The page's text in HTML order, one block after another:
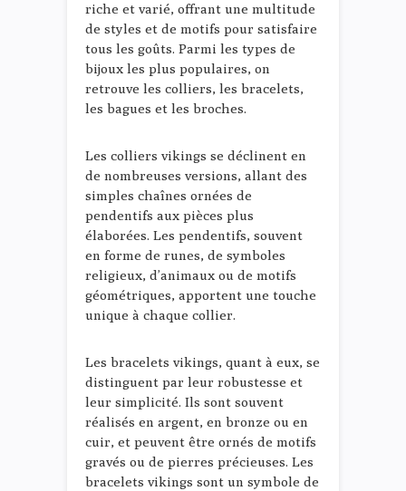
riche et varié, offrant une multitude
de styles et de motifs pour satisfaire
tous les goûts. Parmi les types de
bijoux les plus populaires, on
retrouve les colliers, les bracelets,
les bagues et les broches.
Les colliers vikings se déclinent en
de nombreuses versions, allant des
simples chaînes ornées de
pendentifs aux pièces plus
élaborées. Les pendentifs, souvent
en forme de runes, de symboles
religieux, d’animaux ou de motifs
géométriques, apportent une touche
unique à chaque collier.
Les bracelets vikings, quant à eux, se
distinguent par leur robustesse et
leur simplicité. Ils sont souvent
réalisés en argent, en bronze ou en
cuir, et peuvent être ornés de motifs
gravés ou de pierres précieuses. Les
bracelets vikings sont un symbole de